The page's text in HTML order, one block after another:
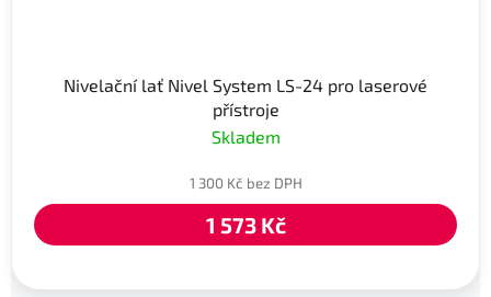
Nivelační lať Nivel System LS-24 pro laserové
přístroje
Skladem
1 300 Kč bez DPH
1 573 Kč